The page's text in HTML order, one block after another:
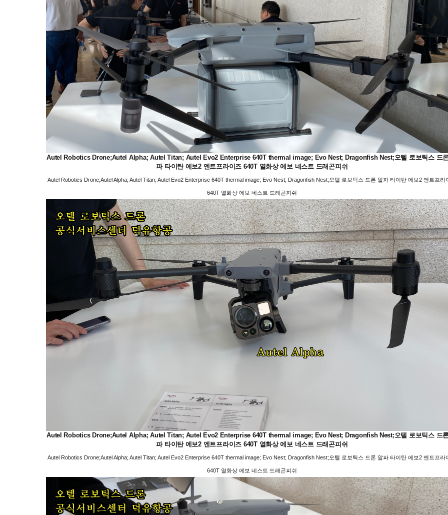
Autel Robotics Drone;Autel Alpha; Autel Titan; Autel Evo2 Enterprise 640T thermal image; Evo Nest; Dragonfish Nest;오텔 로보틱스 드
파 타이탄 에보2 엔트프라이즈 640T 열화상 에보 네스트 드래곤피쉬
Autel Robotics Drone;Autel Alpha; Autel Titan; Autel Evo2 Enterprise 640T thermal image; Evo Nest; Dragonfish Nest;오텔 로보틱스 드론 알파 타이탄 에보2 엔트프라
640T 열화상 에보 네스트 드래곤피쉬
Autel Robotics Drone;Autel Alpha; Autel Titan; Autel Evo2 Enterprise 640T thermal image; Evo Nest; Dragonfish Nest;오텔 로보틱스 드
파 타이탄 에보2 엔트프라이즈 640T 열화상 에보 네스트 드래곤피쉬
Autel Robotics Drone;Autel Alpha; Autel Titan; Autel Evo2 Enterprise 640T thermal image; Evo Nest; Dragonfish Nest;오텔 로보틱스 드론 알파 타이탄 에보2 엔트프라
640T 열화상 에보 네스트 드래곤피쉬